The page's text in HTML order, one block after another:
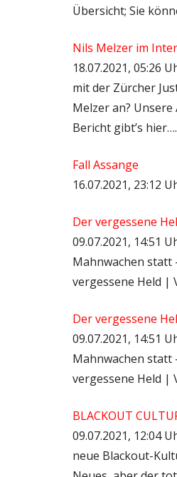
Übersicht; Sie
Nils Melzer im
18.07.2021, 05:26
mit der Zürcher
Melzer an?
Bericht gibt’s hier….
Fall Assange
16.07.2021, 23:12
Der vergessene
09.07.2021, 14:51
Mahnwachen statt
vergessene Held |
Der vergessene
09.07.2021, 14:51
Mahnwachen statt
vergessene Held |
BLACKOUT
09.07.2021, 12:04
neue Blackout-